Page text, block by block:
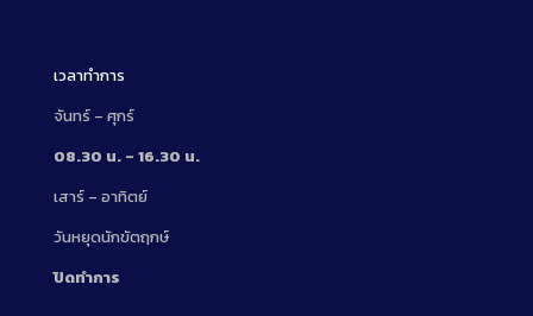
เวลาทำการ
จันทร์ – ศุกร์
08.30 น. – 16.30 น.
เสาร์ – อาทิตย์
วันหยุดนักขัตฤกษ์
ปิดทำการ